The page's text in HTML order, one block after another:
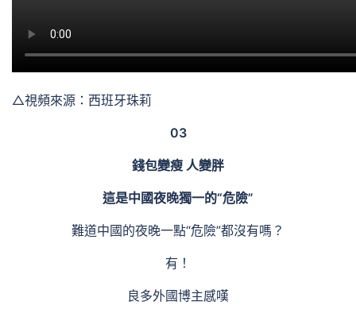
△視頻來源：西班牙珠莉
03
錢包變瘦 人變胖
這是中國夜晚獨一的“危險”
難道中國的夜晚一點“危險”都沒有嗎？
有！
良多外國博主感嘆